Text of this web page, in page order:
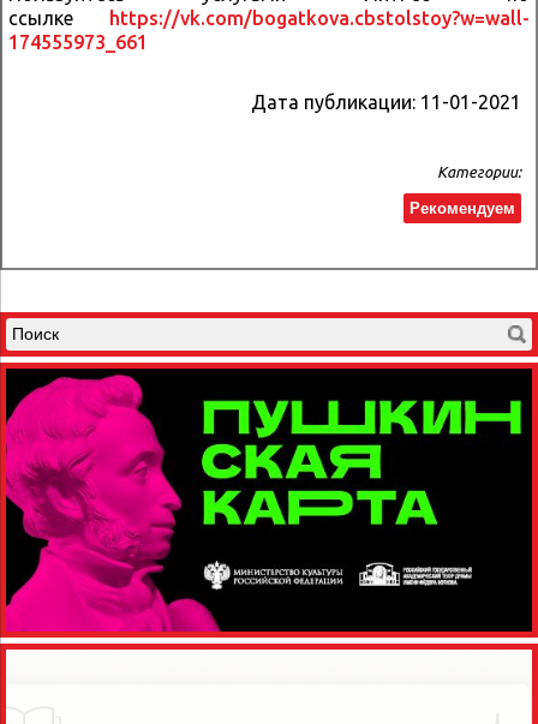
ссылке https://vk.com/bogatkova.cbstolstoy?w=wall-
174555973_661
Дата публикации: 11-01-2021
Категории:
Рекомендуем